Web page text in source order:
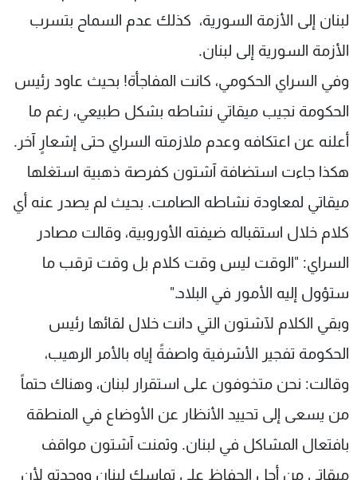
لبنان إلى الأزمة السورية، كذلك عدم السماح بتسرب
الأزمة السورية إلى لبنان.
وفي السراي الحكومي، كانت المفاجأة! بحيث عاود رئيس
الحكومة نجيب ميقاتي نشاطه بشكل طبيعي، رغم ما
أعلنه عن اعتكافه وعدم ملازمته السراي حتى إشعارٍ آخر.
هكذا جاءت استضافة آشتون كفرصة ذهبية استغلها
ميقاتي لمعاودة نشاطه الصامت. بحيث لم يصدر عنه أي
كلام خلال استقباله ضيفته الأوروبية، وقالت مصادر
السراي: "الوقت ليس وقت كلام بل وقت ترقب ما
ستؤول إليه الأمور في البلاد."
وبقي الكلام لآشتون التي دانت خلال لقائها رئيس
الحكومة تفجير الأشرفية واصفةً إياه بالأمر الرهيب،
وقالت: نحن متخوفون على استقرار لبنان، وهناك حتماً
من يسعى إلى تحييد الأنظار عن الأوضاع في المنطقة
بافتعال المشاكل في لبنان. وثمنت آشتون مواقف
ميقاتي من أجل الحفاظ على تماسك لبنان ووحدته لأن